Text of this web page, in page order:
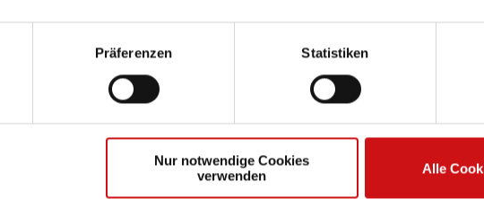
Präferenzen Statistiken
Nur notwendige Cookies
verwenden
Alle
Sagen Sie’s weiter
Einfach klicken und teilen.